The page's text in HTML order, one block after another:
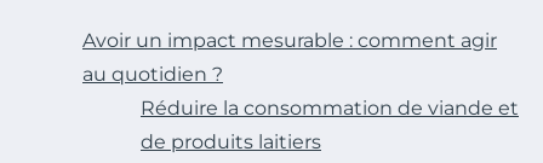
Avoir un impact mesurable : comment agir
au quotidien ?
Réduire la consommation de viande et
de produits laitiers